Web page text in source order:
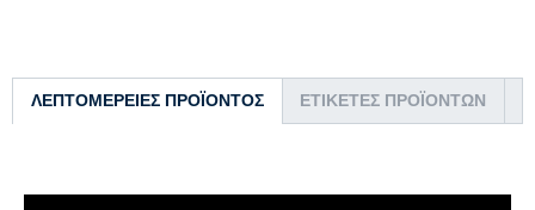
ΛΕΠΤΟΜΈΡΕΙΕΣ ΠΡΟΪΌΝΤΟΣ ΕΤΙΚΈΤΕΣ ΠΡΟΪΌΝΤΩΝ